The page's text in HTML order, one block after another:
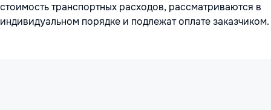
стоимость транспортных расходов, рассматриваются в
индивидуальном порядке и подлежат оплате заказчиком.